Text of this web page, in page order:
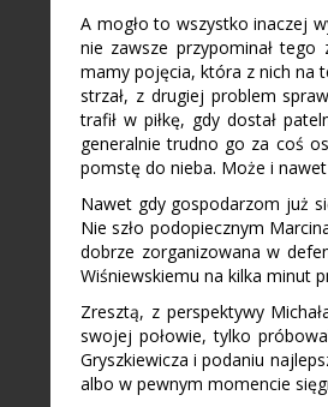
A mogło to wszystko inaczej
nie zawsze przypominał
mamy pojęcia, która z nich na
strzał, z drugiej problem
trafił w piłkę, gdy dostał
generalnie trudno go za coś
pomstę do nieba. Może i
Nawet gdy gospodarzom już
Nie szło podopiecznym
dobrze zorganizowana w
Wiśniewskiemu na kilka minut
Zresztą, z perspektywy
swojej połowie, tylko
Gryszkiewicza i podaniu
albo w pewnym momencie